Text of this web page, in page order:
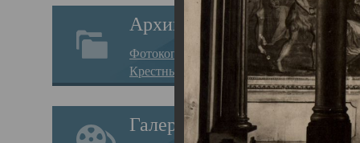
Архив
Фотокопии дел
Крестные ходы
Галерея